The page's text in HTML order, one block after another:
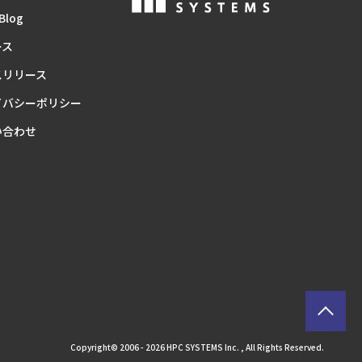
リース
シーポリシー
わせ
Copyright© 2006 - 2026 HPC SYSTEMS Inc. , All Rights Reserved.